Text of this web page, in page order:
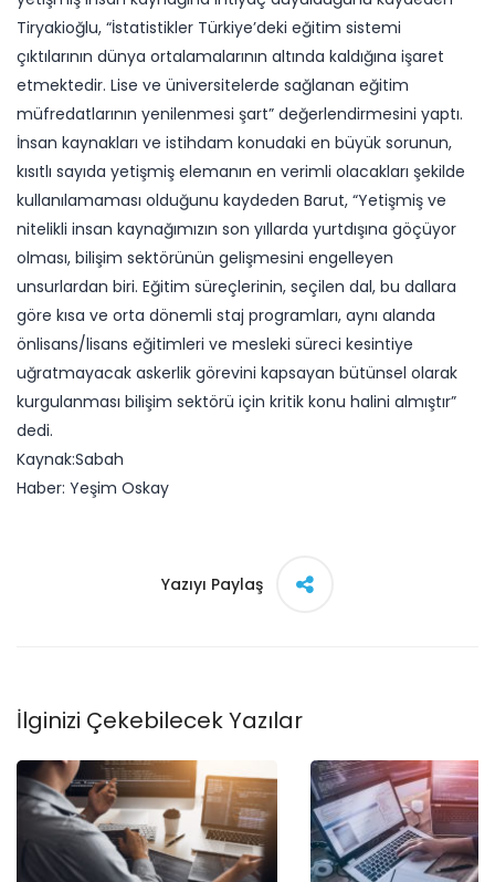
Tiryakioğlu, “İstatistikler Türkiye’deki eğitim sistemi
çıktılarının dünya ortalamalarının altında kaldığına işaret
etmektedir. Lise ve üniversitelerde sağlanan eğitim
müfredatlarının yenilenmesi şart” değerlendirmesini yaptı.
İnsan kaynakları ve istihdam konudaki en büyük sorunun,
kısıtlı sayıda yetişmiş elemanın en verimli olacakları şekilde
kullanılamaması olduğunu kaydeden Barut, “Yetişmiş ve
nitelikli insan kaynağımızın son yıllarda yurtdışına göçüyor
olması, bilişim sektörünün gelişmesini engelleyen
unsurlardan biri. Eğitim süreçlerinin, seçilen dal, bu dallara
göre kısa ve orta dönemli staj programları, aynı alanda
önlisans/lisans eğitimleri ve mesleki süreci kesintiye
uğratmayacak askerlik görevini kapsayan bütünsel olarak
kurgulanması bilişim sektörü için kritik konu halini almıştır”
dedi.
Kaynak:Sabah
​Haber: Yeşim Oskay
Yazıyı Paylaş
İlginizi Çekebilecek Yazılar